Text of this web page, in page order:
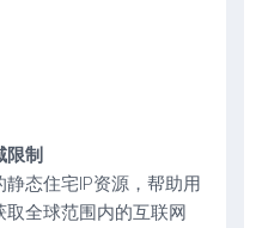
限制
态住宅IP资源，帮助用
取全球范围内的互联网